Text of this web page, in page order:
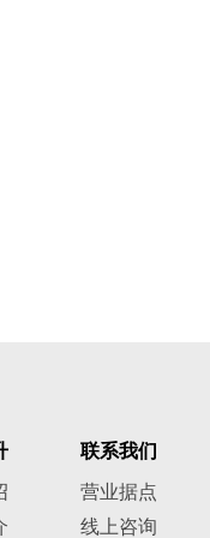
联系我们
营业据点
线上咨询